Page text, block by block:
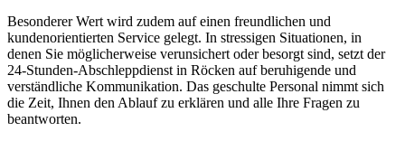
Besonderer Wert wird zudem auf einen freundlichen und
kundenorientierten Service gelegt. In stressigen Situationen, in
denen Sie möglicherweise verunsichert oder besorgt sind, setzt der
24-Stunden-Abschleppdienst in Röcken auf beruhigende und
verständliche Kommunikation. Das geschulte Personal nimmt sich
die Zeit, Ihnen den Ablauf zu erklären und alle Ihre Fragen zu
beantworten.